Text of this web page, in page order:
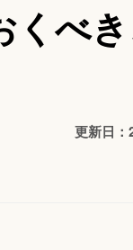
くべ
更新日